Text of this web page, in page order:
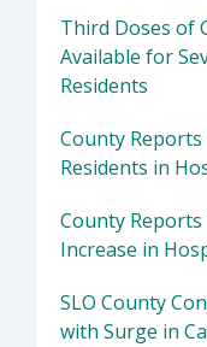
Third Doses of
Available for
Residents
County Reports
Residents in
County
Increase in
SLO County
with Surge in